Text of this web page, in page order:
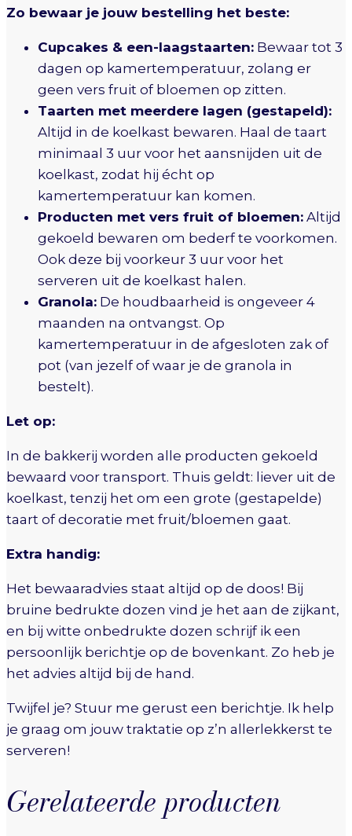
Zo bewaar je jouw bestelling het beste:
Cupcakes & een-laagstaarten: Bewaar tot 3
dagen op kamertemperatuur, zolang er
geen vers fruit of bloemen op zitten.
Taarten met meerdere lagen (gestapeld):
Altijd in de koelkast bewaren. Haal de taart
minimaal 3 uur voor het aansnijden uit de
koelkast, zodat hij écht op
kamertemperatuur kan komen.
Producten met vers fruit of bloemen: Altijd
gekoeld bewaren om bederf te voorkomen.
Ook deze bij voorkeur 3 uur voor het
serveren uit de koelkast halen.
Granola: De houdbaarheid is ongeveer 4
maanden na ontvangst. Op
kamertemperatuur in de afgesloten zak of
pot (van jezelf of waar je de granola in
bestelt).
Let op:
In de bakkerij worden alle producten gekoeld
bewaard voor transport. Thuis geldt: liever uit de
koelkast, tenzij het om een grote (gestapelde)
taart of decoratie met fruit/bloemen gaat.
Extra handig:
Het bewaaradvies staat altijd op de doos! Bij
bruine bedrukte dozen vind je het aan de zijkant,
en bij witte onbedrukte dozen schrijf ik een
persoonlijk berichtje op de bovenkant. Zo heb je
het advies altijd bij de hand.
Twijfel je? Stuur me gerust een berichtje. Ik help
je graag om jouw traktatie op z’n allerlekkerst te
serveren!
Gerelateerde producten